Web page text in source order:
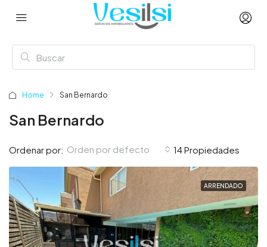
Home San Bernardo
San Bernardo
14 Propiedades
Ordenar por: Orden por defecto
ARRENDADO